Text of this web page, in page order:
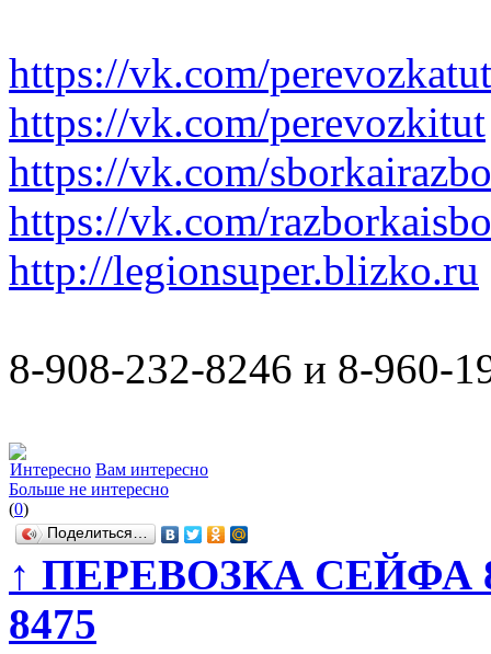
https://vk.com/perevozkatut
https://vk.com/perevozkitut
https://vk.com/
https://vk.com/
http://legionsuper.blizko.ru
8-908-232-8246 и 8-960-
Интересно Вам интересно
Больше не интересно
(0)
Поделиться…
↑ ПЕРЕВОЗКА СЕЙФА 8-
8475